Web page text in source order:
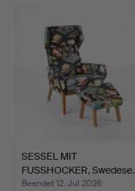
SESSEL MIT
FUSSHOCKER, Swedese.
Beendet 12. Jul 2026